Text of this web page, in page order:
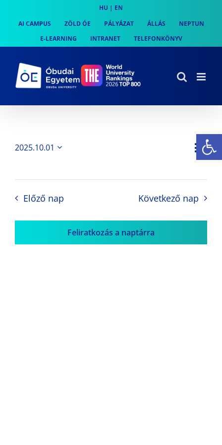
content
HU | EN
AI CAMPUS
ZÖLD ÓE PÁLYÁZAT ÁLLÁS
NEPTUN
E-LEARNING
INTRANET TELEFONKÖNYV
Nap
2025.10.01
Előző nap Következő nap
Feliratkozás a naptárra